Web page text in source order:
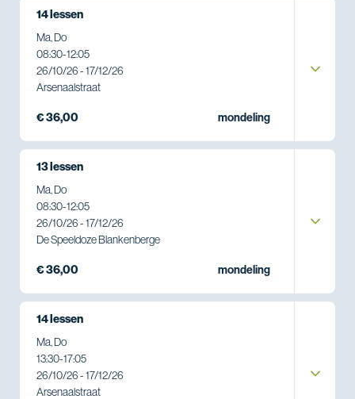
14 lessen
Ma, Do
08:30-12:05
26/10/26 - 17/12/26
Arsenaalstraat
€ 36,00 mondeling
13 lessen
Ma, Do
08:30-12:05
26/10/26 - 17/12/26
De Speeldoze Blankenberge
€ 36,00 mondeling
14 lessen
Ma, Do
13:30-17:05
26/10/26 - 17/12/26
Arsenaalstraat